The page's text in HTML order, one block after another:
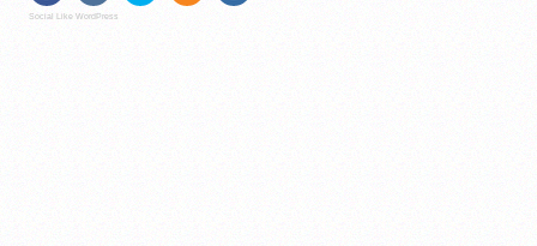
Social Like WordPress